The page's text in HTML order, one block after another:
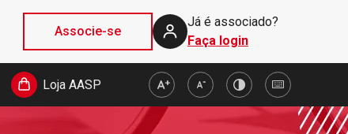
Associe-se
Já é associado?
Faça login
Loja AASP